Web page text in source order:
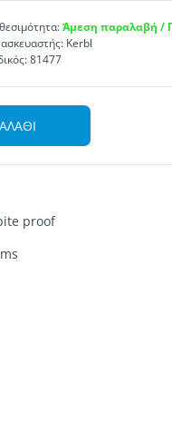
Άμεση παραλαβή /
Kerbl
81477
proof